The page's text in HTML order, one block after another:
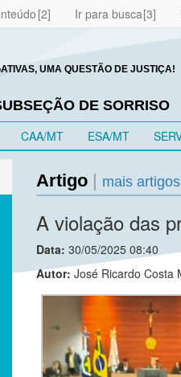
Ir para busca
UMA QUESTÃO DE JUSTIÇA!
DE SORRISO
CAA/MT ESA/MT
Artigo mais artigos
A violação das
Data: 30/05/2025 08:40
Autor: José Ricardo Costa